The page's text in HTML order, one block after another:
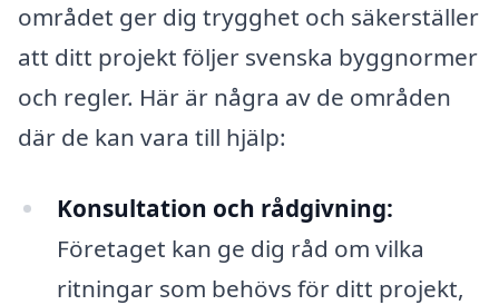
området ger dig trygghet och säkerställer
att ditt projekt följer svenska byggnormer
och regler. Här är några av de områden
där de kan vara till hjälp:
Konsultation och rådgivning:
Företaget kan ge dig råd om vilka
ritningar som behövs för ditt projekt,